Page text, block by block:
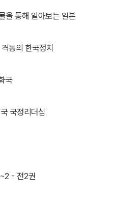
을 통해 알아보는 일본
동의 한국정치
국
국정리더십
- 전2권